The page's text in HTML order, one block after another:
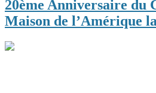
20ème Anniversaire du
Maison de l’Amérique